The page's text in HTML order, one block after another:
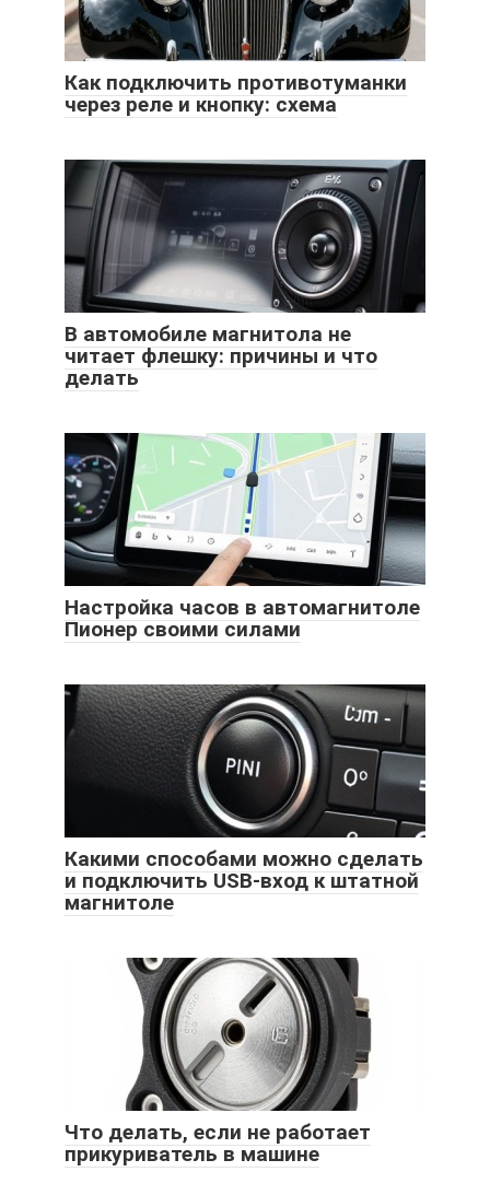
Как подключить противотуманки
через реле и кнопку: схема
В автомобиле магнитола не
читает флешку: причины и что
делать
Настройка часов в автомагнитоле
Пионер своими силами
Какими способами можно сделать
и подключить USB-вход к штатной
магнитоле
Что делать, если не работает
прикуриватель в машине